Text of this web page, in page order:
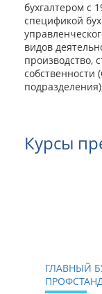
бухгалтером с
спецификой
видов
производство,
Курсы
ГЛАВНЫЙ